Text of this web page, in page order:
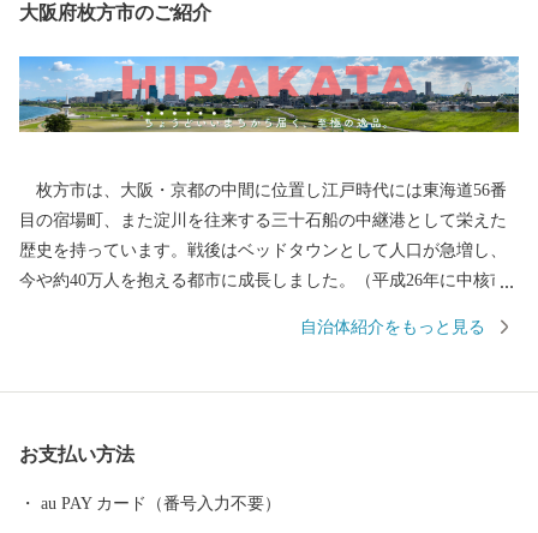
大阪府枚方市のご紹介
枚方市は、大阪・京都の中間に位置し江戸時代には東海道56番
目の宿場町、また淀川を往来する三十石船の中継港として栄えた
歴史を持っています。戦後はベッドタウンとして人口が急増し、
今や約40万人を抱える都市に成長しました。（平成26年に中核市
けるよう、市の魅力アップに取り組んでいきます。
自治体紹介をもっと見る
お支払い方法
au PAY カード（番号入力不要）